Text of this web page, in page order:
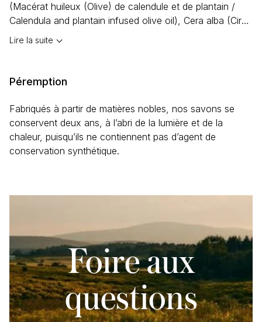
(Macérat huileux (Olive) de calendule et de plantain /
Calendula and plantain infused olive oil), Cera alba (Cire
d’abeille / Beeswax),
occidentalis (Thuya occidental / White cedar),
(Épinette blanche / White spruce),
(Épinette noire / Black spruce),Pinus resinosa(Pin
rouge / Red pine),Achillea millefolium(Achillée millefeuille
/ Common yarrow)), Simmondsia chinensis(Huile de
jojoba / Jojoba oil),Prunus armeniaca
(Pamplemousse / Grapefruit) seed extract.
Lire la suite
Péremption
Fabriqués à partir de matières nobles, nos savons se
conservent deux ans, à l’abri de la lumière et de la
chaleur, puisqu’ils ne contiennent pas d’agent de
conservation synthétique.
Foire aux
questions